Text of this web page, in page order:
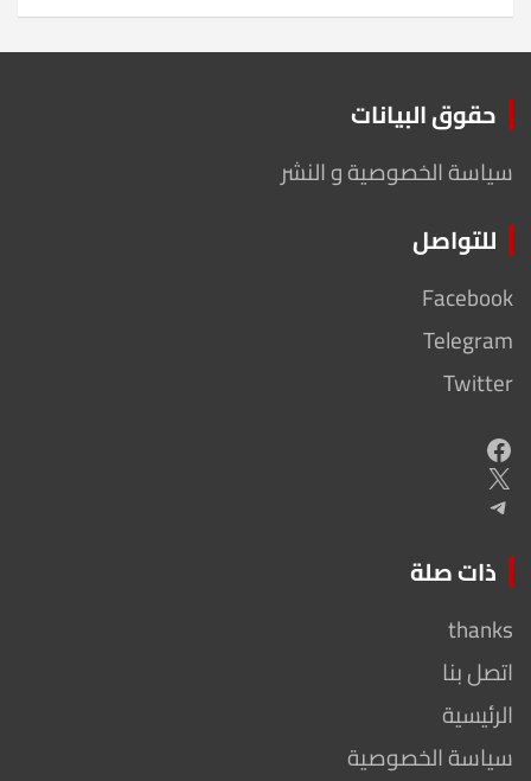
حقوق البيانات
سياسة الخصوصية و النشر
للتواصل
Facebook
Telegram
Twitter
Facebook
X
Telegram
ذات صلة
thanks
اتصل بنا
الرئيسية
سياسة الخصوصية